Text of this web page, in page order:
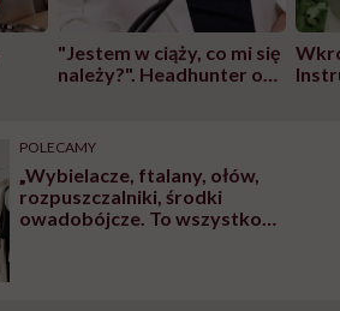
"Jestem w ciąży, co mi się
należy?". Headhunter o
pracy
POLECAMY
„Wybielacze, ftalany, ołów,
rozpuszczalniki, środki
owadobójcze. To wszystko